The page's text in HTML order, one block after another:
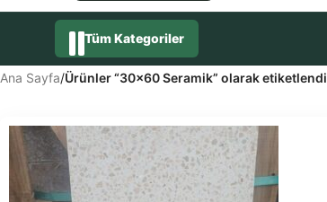
Tüm Kategoriler
Ana Sayfa/Ürünler “30x60 Seramik” olarak etiketlendi